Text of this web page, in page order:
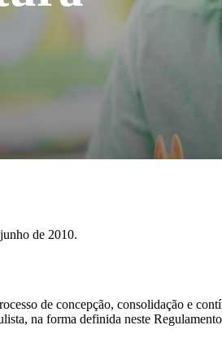
de 2010.
de concepção, consolidação e
na forma definida neste